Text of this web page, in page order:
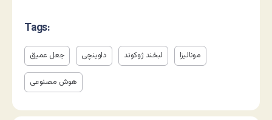
Tags:
جعل عمیق داوینچی لبخند ژوکوند مونالیزا
هوش مصنوعی